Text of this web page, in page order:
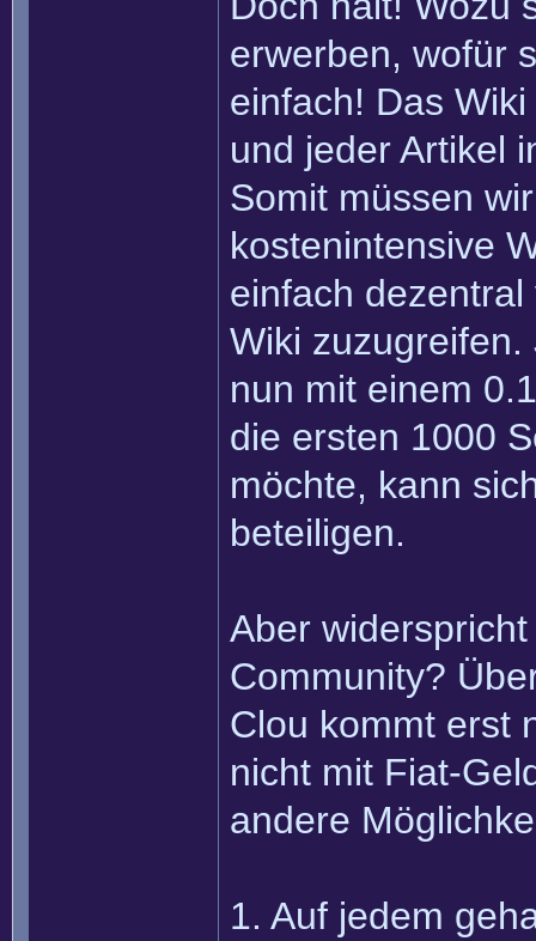
erwerben, wofür
einfach! Das
und jeder Artikel
Somit müssen
kostenintensive
einfach
Wiki
nun mit einem
die ersten 1000
möchte, kann
beteiligen.
Aber
Community?
Clou kommt erst
nicht mit Fiat-
andere
1. Auf jedem